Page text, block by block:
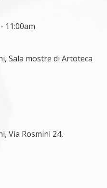
11:00am
Sala mostre di Artoteca
Via Rosmini 24,